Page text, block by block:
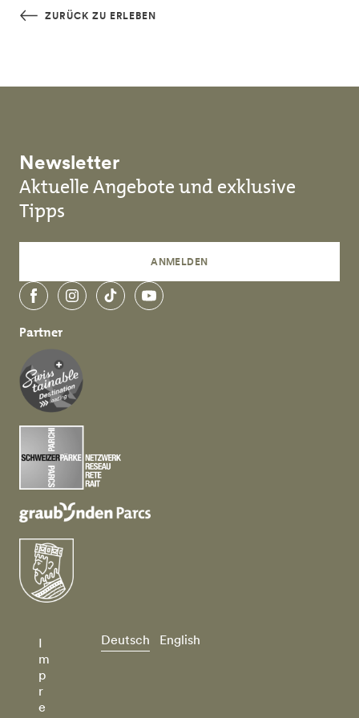
Skip to main content
ZURÜCK ZU ERLEBEN
Newsletter
Aktuelle Angebote und exklusive
Tipps
ANMELDEN
FacebookInstagramTikTokYouTube
Partner
I
m
p
r
e
Deutsch English